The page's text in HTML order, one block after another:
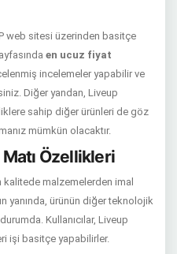
web sitesi üzerinden basitçe
en ucuz fiyat
incelemeler yapabilir ve
Diğer yandan, Liveup
sahip diğer ürünleri de göz
mümkün olacaktır.
Özellikleri
kalitede malzemelerden imal
yanında, ürünün diğer teknolojik
Kullanıcılar, Liveup
işi basitçe yapabilirler.